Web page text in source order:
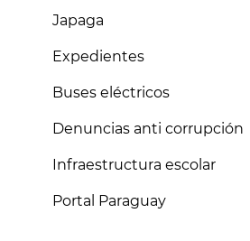
Japaga
Expedientes
Buses eléctricos
Denuncias anti corrupción
Infraestructura escolar
Portal Paraguay